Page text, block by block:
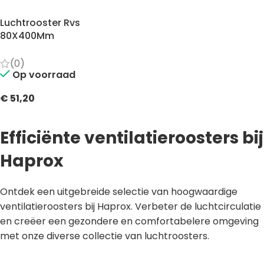
Luchtrooster Rvs
80X400Mm
(0)
Op voorraad
€ 51,20
Efficiënte ventilatieroosters bij
Haprox
Ontdek een uitgebreide selectie van hoogwaardige
ventilatieroosters bij Haprox. Verbeter de luchtcirculatie
en creëer een gezondere en comfortabelere omgeving
met onze diverse collectie van luchtroosters.